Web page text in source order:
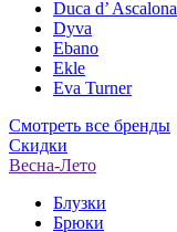
Duca d’ Ascalona
Dyva
Ebano
Ekle
Eva Turner
Смотреть все бренды
Скидки
Весна-Лето
Блузки
Брюки